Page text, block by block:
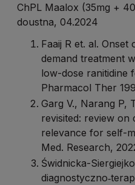
ChPL Maalox (35mg +
doustna, 04.2024
Faaij R et. al.
demand treatment
low-dose ranitidine
Pharmacol Ther
Garg V., Narang P,
revisited: review
relevance for self-
Med. Research,
Świdnicka-